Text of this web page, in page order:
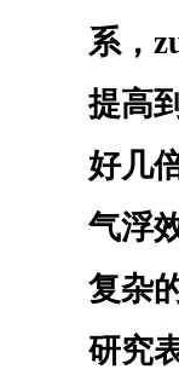
系，
提高
好几
气浮
复杂
研究